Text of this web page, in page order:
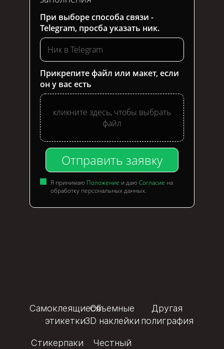
При выборе способа связи -
Telegram, просба указать ник.
Прикрепите файл или макет, если
он у вас есть
кликните здесь, чтобы выбрать
файл
Отправить заявку
Я принимаю Положение и даю Согласие на
обработку персональных данных.
Самоклеящиеся
этикетки
Стикерпаки
Объемные
3D наклейки
Честный
Другая
полиграфия